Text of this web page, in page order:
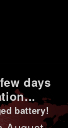
days
battery!